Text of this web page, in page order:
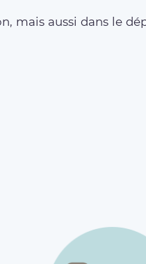
mais aussi dans le